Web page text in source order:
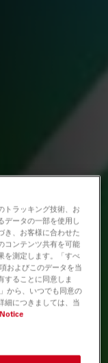
トラッキング技術、お
データの一部を使用し
き、お客様に合わせた
コンテンツ共有を可能
を測定します。「すべ
およびこのデータを当
することに同意しま
から、いつでも同意の
細につきましては、当